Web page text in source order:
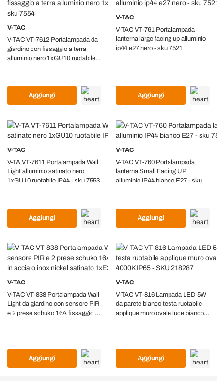
V-TAC
V-TAC VT-7612 Portalampada da
giardino con fissaggio a terra
alluminio nero 1xGU10 ruotabile
Aggiungi
V-TAC
V-TAC VT-761 Portalampada
lanterna large facing up alluminio
ip44 e27 nero - sku 7521
Aggiungi
V-TAC
V-TA VT-7611 Portalampada Wall
Light alluminio satinato nero
1xGU10 ruotabile IP44 - sku 7553
Aggiungi
V-TAC
V-TAC VT-760 Portalampada
lanterna Small Facing UP
alluminio IP44 bianco E27 - sku
Aggiungi
V-TAC
V-TAC VT-838 Portalampada Wall
Light da giardino con sensore PIR
e 2 prese schuko 16A fissaggio a
Aggiungi
V-TAC
V-TAC VT-816 Lampada LED 5W
da parete bianco testa ruotabile
applique muro ovale luce bianco
Aggiungi